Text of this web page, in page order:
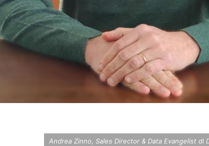
Andrea Zinno, Sales Director & Data Evangelist di